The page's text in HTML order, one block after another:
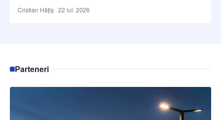
Cristian Hățiș · 22 iul. 2026
Parteneri